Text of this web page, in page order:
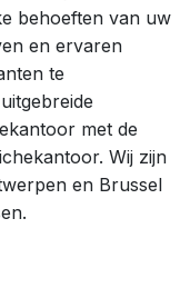
behoeften van uw
en ervaren
te
met de
Wij zijn
en Brussel